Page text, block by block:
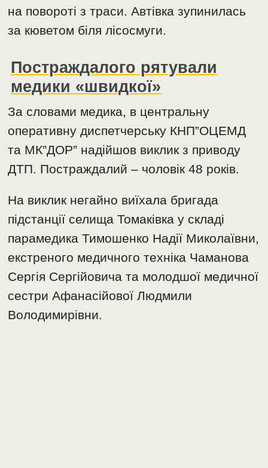
на повороті з траси. Автівка зупинилась
за кюветом біля лісосмуги.
Постраждалого рятували
медики «швидкої»
За словами медика, в центральну
оперативну диспетчерську КНП”ОЦЕМД
та МК”ДОР” надійшов виклик з приводу
ДТП. Постраждалий – чоловік 48 років.
На виклик негайно виїхала бригада
підстанції селища Томаківка у складі
парамедика Тимошенко Надії Миколаївни,
екстреного медичного техніка Чаманова
Сергія Сергійовича та молодшої медичної
сестри Афанасійової Людмили
Володимирівни.